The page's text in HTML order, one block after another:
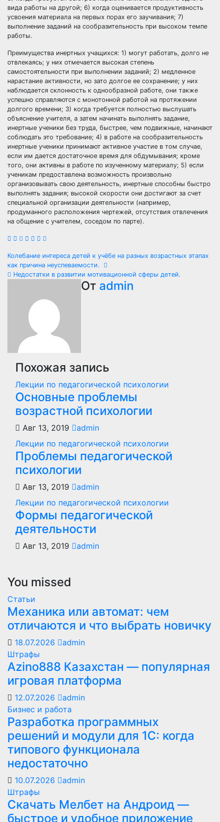
вида работы на другой; 6) когда оценивается продуктивность
усвоения материала на первых порах его заучивания; 7)
выполнение заданий на сообразительность при высоком темпе
работы.
Преимущества инертных учащихся: 1) могут работать, долго не
отвлекаясь; у них отмечается высокая степень
самостоятельности при выполнении заданий; 2) медленное
нарастание активности, но зато долгое ее сохранение; у них
наблюдается склонность к однообразной работе, они также
успешно справляются с монотонной работой на протяжении
долгого времени; 3) когда требуется полностью выслушать
объяснение учителя, а затем начинать выполнять задание,
инертные ученики без труда, быстрее, чем подвижные, начинают
соблюдать это требование; 4) в работе на сообразительность
инертные ученики принимают активное участие в том случае,
если им дается достаточное время для обдумывания; кроме
того, они активны в работе по изученному материалу; 5) если
ученикам предоставлена возможность произвольно
организовывать свою деятельность, инертные способны быстро
выполнять задания; высокой скорости они достигают за счет
специальной организации деятельности (например,
продуманного расположения чертежей, отсутствия отвлечения
на общение с учителем, соседом по парте).
Навигация
по
записям
Колебание интереса детей к учёбе на разных возрастных этапах
как причина неуспеваемости.
Недостатки в развитии мотивационной сферы детей.
От admin
Похожая запись
Лекции по педагогической психологии
Основные проблемы
возрастной психологии
Авг 13, 2019
admin
Лекции по педагогической психологии
Проблемы педагогической
психологии
Авг 13, 2019
admin
Лекции по педагогической психологии
Формы педагогической
деятельности
Авг 13, 2019 admin
You missed
Статьи
Механика или автомат: чем
отличаются и что выбрать новичку
18.07.2026
admin
Штрафы
Azino888 Казахстан — популярная
игровая платформа
12.07.2026
admin
Бизнес и работа
Разработка программных
решений и модули для 1С: когда
типового функционала
недостаточно
10.07.2026
admin
Штрафы
Скачать Мелбет на Андроид —
быстрое и удобное приложение